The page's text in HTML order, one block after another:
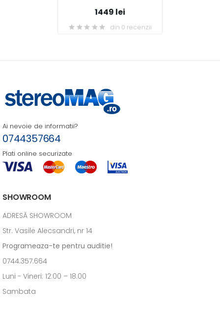
1449 lei
din 0 recenzii
Ai nevoie de informatii?
0744357664
Plati online securizate
SHOWROOM
ADRESĂ SHOWROOM
Str. Vasile Alecsandri, nr 14
Programeaza-te pentru auditie!
0744.357.664
Luni - Vineri: 12:00 – 18.00
Sambata